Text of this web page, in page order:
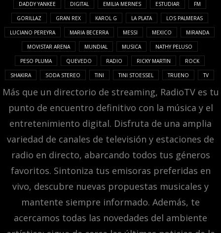
DADDY YANKEE DIGITAL EMILIA MERNES ESTUDIAR FM
GORILLAZ GRAN REX KAROL G LA PLATA LOS PALMERAS
LUCIANO PEREYRA MARIA BECERRA MESSI MEXICO MIRANDA
MOVISTAR ARENA MUNDIAL MUSICA NATHY PELUSO
PESO PLUMA QUEVEDO RADIO RICKY MARTIN ROCK
SHAKIRA SODA STEREO TINI TINI STOESSEL TRUENO TV
Más que un directorio de streaming, RadioTV es tu
punto de encuentro definitivo con la música y el
entretenimiento digital. Disfruta de una amplia
variedad de canales de televisión y estaciones de
radio en directo, abarcando todos tus géneros
favoritos. Sintoniza tus emisoras preferidas en
vivo, descubre nuevas propuestas musicales y
mantente siempre informado. Además, te
acercamos todas las novedades del ambiente